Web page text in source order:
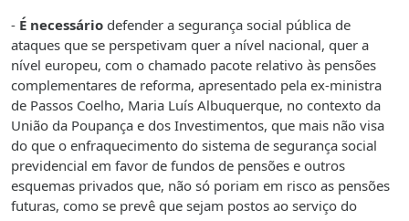
- É necessário defender a segurança social pública de
ataques que se perspetivam quer a nível nacional, quer a
nível europeu, com o chamado pacote relativo às pensões
complementares de reforma, apresentado pela ex-ministra
de Passos Coelho, Maria Luís Albuquerque, no contexto da
União da Poupança e dos Investimentos, que mais não visa
do que o enfraquecimento do sistema de segurança social
previdencial em favor de fundos de pensões e outros
esquemas privados que, não só poriam em risco as pensões
futuras, como se prevê que sejam postos ao serviço do